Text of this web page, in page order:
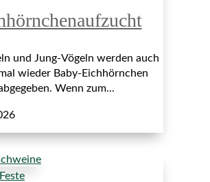
und Jung-Vögeln werden auch
wieder Baby-Eichhörnchen
Wenn zum...
Feste